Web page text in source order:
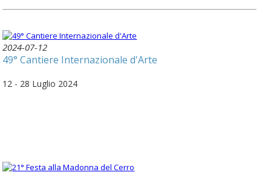
2024-07-12
49° Cantiere Internazionale d'Arte
12 - 28 Luglio 2024